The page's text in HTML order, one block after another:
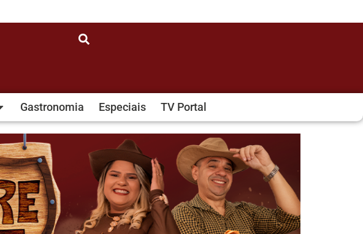
Gastronomia Especiais TV Portal